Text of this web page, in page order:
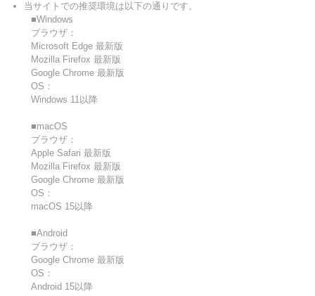
当サイトでの推奨環境は以下の通りです。
■Windows
ブラウザ：
Microsoft Edge 最新版
Mozilla Firefox 最新版
Google Chrome 最新版
OS：
Windows 11以降
■macOS
ブラウザ：
Apple Safari 最新版
Mozilla Firefox 最新版
Google Chrome 最新版
OS：
macOS 15以降
■Android
ブラウザ：
Google Chrome 最新版
OS：
Android 15以降